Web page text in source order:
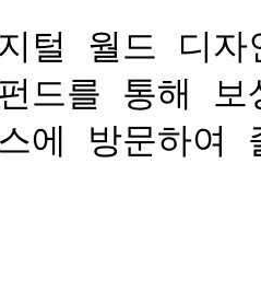
털 월드 디자
드를 통해 보
에 방문하여